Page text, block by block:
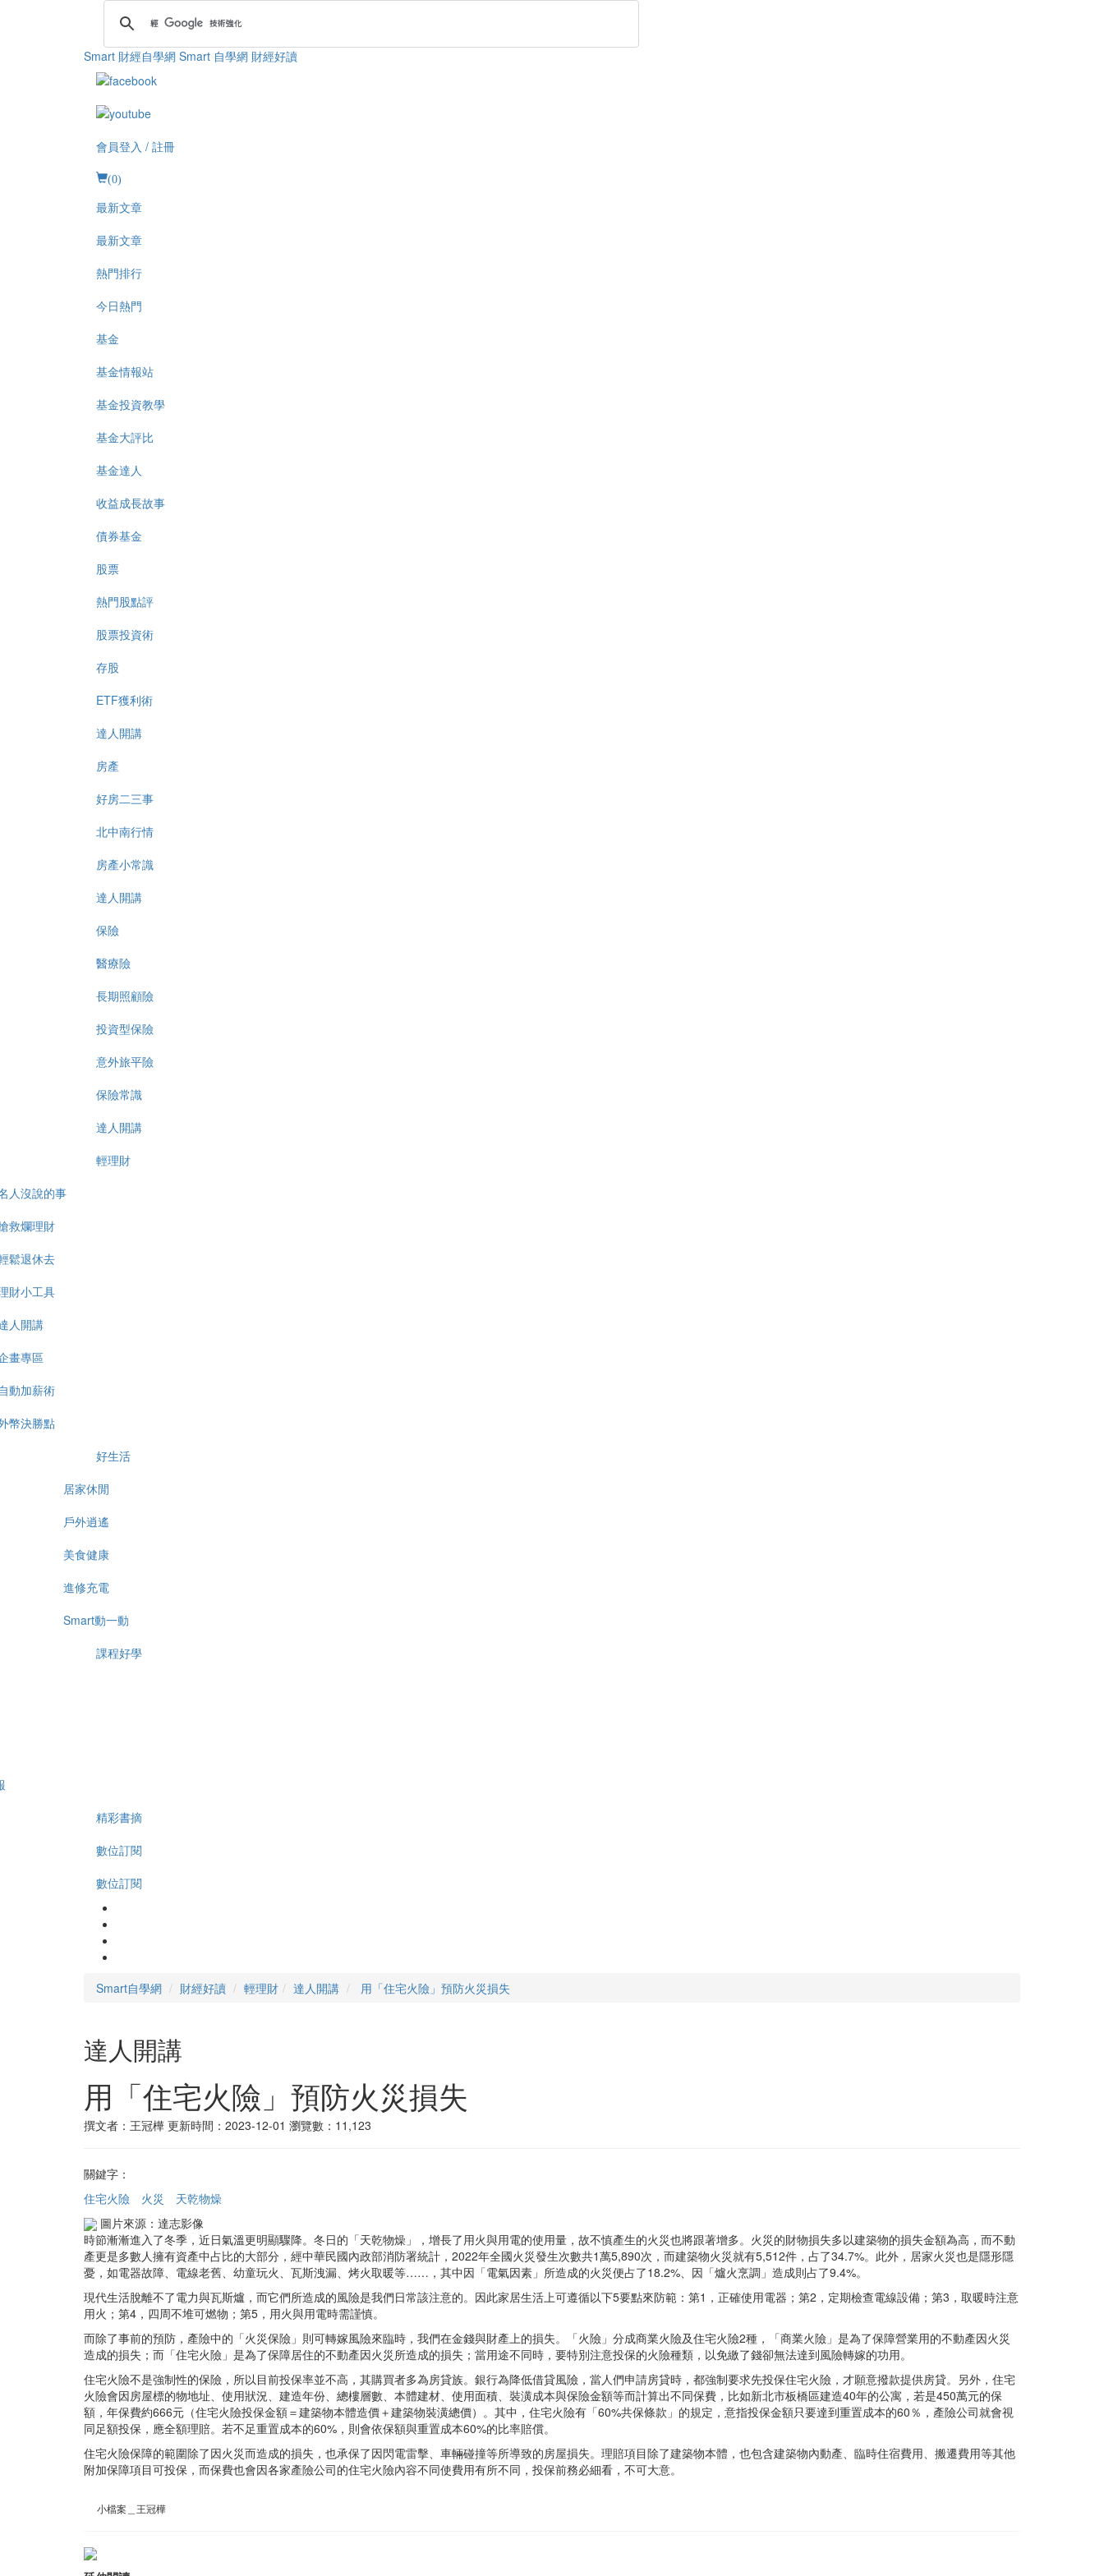
Smart 財經自學網 Smart 自學網 財經好讀
會員登入 / 註冊
(0)
最新文章
最新文章
熱門排行
今日熱門
基金
基金情報站
基金投資教學
基金大評比
基金達人
收益成長故事
債券基金
股票
熱門股點評
股票投資術
存股
ETF獲利術
達人開講
房產
好房二三事
北中南行情
房產小常識
達人開講
保險
醫療險
長期照顧險
投資型保險
意外旅平險
保險常識
達人開講
輕理財
人沒說的事
救爛理財
鬆退休去
財小工具
人開講
畫專區
動加薪術
幣決勝點
好生活
居家休閒
戶外逍遙
美食健康
進修充電
Smart動一動
課程好學
精彩書摘
數位訂閱
數位訂閱
Smart自學網 財經好讀 輕理財 達人開講 用「住宅火險」預防火災損失
達人開講
用「住宅火險」預防火災損失
撰文者：王冠樺 更新時間：2023-12-01 瀏覽數：11,123
關鍵字：
住宅火險
火災
天乾物燥
圖片來源：達志影像
時節漸漸進入了冬季，近日氣溫更明顯驟降。冬日的「天乾物燥」，增長了用火與用電的使用量，故不慎產生的火災也將跟著增多。火災的財物損失多以建築物的損失金額為高，而不動
產更是多數人擁有資產中占比的大部分，經中華民國內政部消防署統計，2022年全國火災發生次數共1萬5,890次，而建築物火災就有5,512件，占了34.7%。此外，居家火災也是隱形隱
憂，如電器故障、電線老舊、幼童玩火、瓦斯洩漏、烤火取暖等……，其中因「電氣因素」所造成的火災便占了18.2%、因「爐火烹調」造成則占了9.4%。
現代生活脫離不了電力與瓦斯爐，而它們所造成的風險是我們日常該注意的。因此家居生活上可遵循以下5要點來防範：第1，正確使用電器；第2，定期檢查電線設備；第3，取暖時注意
用火；第4，四周不堆可燃物；第5，用火與用電時需謹慎。
而除了事前的預防，產險中的「火災保險」則可轉嫁風險來臨時，我們在金錢與財產上的損失。「火險」分成商業火險及住宅火險2種，「商業火險」是為了保障營業用的不動產因火災
造成的損失；而「住宅火險」是為了保障居住的不動產因火災所造成的損失；當用途不同時，要特別注意投保的火險種類，以免繳了錢卻無法達到風險轉嫁的功用。
住宅火險不是強制性的保險，所以目前投保率並不高，其購買者多為房貸族。銀行為降低借貸風險，當人們申請房貸時，都強制要求先投保住宅火險，才願意撥款提供房貸。另外，住宅
火險會因房屋標的物地址、使用狀況、建造年份、總樓層數、本體建材、使用面積、裝潢成本與保險金額等而計算出不同保費，比如新北市板橋區建造40年的公寓，若是450萬元的保
額，年保費約666元（住宅火險投保金額＝建築物本體造價＋建築物裝潢總價）。其中，住宅火險有「60%共保條款」的規定，意指投保金額只要達到重置成本的60％，產險公司就會視
同足額投保，應全額理賠。若不足重置成本的60%，則會依保額與重置成本60%的比率賠償。
住宅火險保障的範圍除了因火災而造成的損失，也承保了因閃電雷擊、車輛碰撞等所導致的房屋損失。理賠項目除了建築物本體，也包含建築物內動產、臨時住宿費用、搬遷費用等其他
附加保障項目可投保，而保費也會因各家產險公司的住宅火險內容不同使費用有所不同，投保前務必細看，不可大意。
小檔案＿王冠樺